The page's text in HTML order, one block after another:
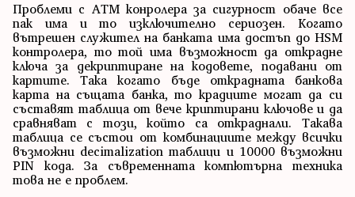
Проблеми с ATM конролера за сигурност обаче все
пак има и то изключително сериозен. Когато
вътрешен служител на банката има достъп до HSM
контролера, то той има възможност да открадне
ключа за декриптиране на кодовете, подавани от
картите. Така когато бъде открадната банкова
карта на същата банка, то крадците могат да си
съставят таблица от вече криптирани ключове и да
сравняват с този, който са откраднали. Такава
таблица се състои от комбинациите между всички
възможни decimalization таблици и 10000 възможни
PIN кода. За съвременната компютърна техника
това не е проблем.